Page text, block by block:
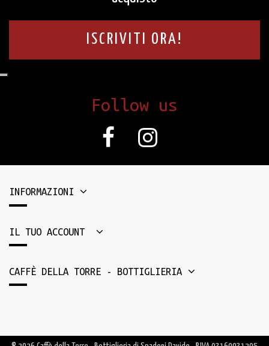
ISCRIVITI ORA!
Follow us
INFORMAZIONI
IL TUO ACCOUNT
CAFFÈ DELLA TORRE - BOTTIGLIERIA